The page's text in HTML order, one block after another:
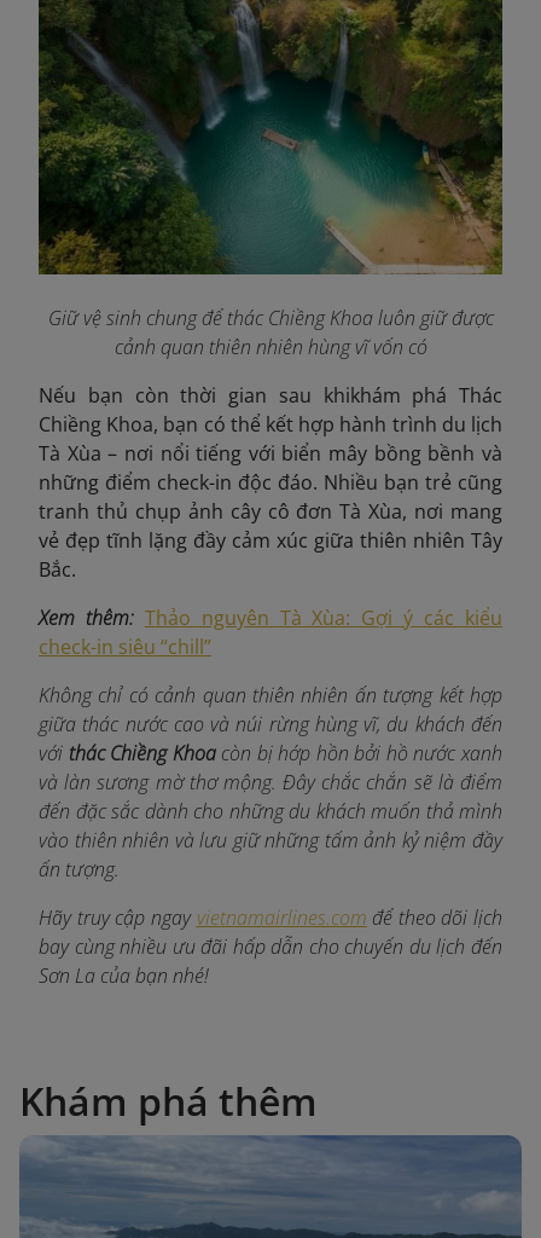
Giữ vệ sinh chung để thác Chiềng Khoa luôn giữ được
cảnh quan thiên nhiên hùng vĩ vốn có
Nếu bạn còn thời gian sau khikhám phá Thác
Chiềng Khoa, bạn có thể kết hợp hành trình du lịch
Tà Xùa – nơi nổi tiếng với biển mây bồng bềnh và
những điểm check-in độc đáo. Nhiều bạn trẻ cũng
tranh thủ chụp ảnh cây cô đơn Tà Xùa, nơi mang
vẻ đẹp tĩnh lặng đầy cảm xúc giữa thiên nhiên Tây
Bắc.
Xem thêm: Thảo nguyên Tà Xùa: Gợi ý các kiểu
check-in siêu “chill”
Không chỉ có cảnh quan thiên nhiên ấn tượng kết hợp
giữa thác nước cao và núi rừng hùng vĩ, du khách đến
với thác Chiềng Khoacòn bị hớp hồn bởi hồ nước xanh
và làn sương mờ thơ mộng. Đây chắc chắn sẽ là điểm
đến đặc sắc dành cho những du khách muốn thả mình
vào thiên nhiên và lưu giữ những tấm ảnh kỷ niệm đầy
ấn tượng.
Hãy truy cập ngay vietnamairlines.com để theo dõi lịch
bay cùng nhiều ưu đãi hấp dẫn cho chuyến du lịch đến
Sơn La của bạn nhé!
Khám phá thêm